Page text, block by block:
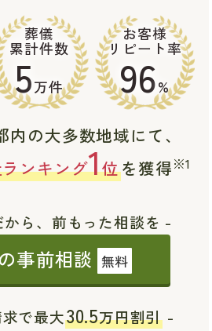
葬儀
累計件数
5万件
お客様
リピート率
96%
内の大多数地域にて、
ンキング1位を獲得※1
ら、前もった相談を -
事前相談 無料
で最大30.5万円割引 -